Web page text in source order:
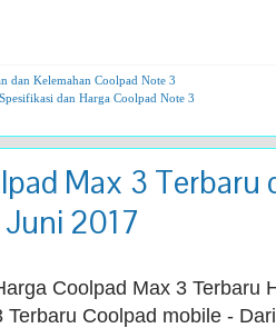
dan Kelemahan Coolpad Note 3
Spesifikasi dan Harga Coolpad Note 3
Max 3 Terbaru
2017
Coolpad Max 3 Terbaru
Terbaru Coolpad mobile -